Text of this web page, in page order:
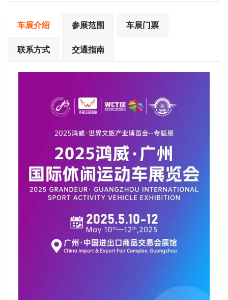
车展介绍 参展范围 车展门票
联系方式 交通指南